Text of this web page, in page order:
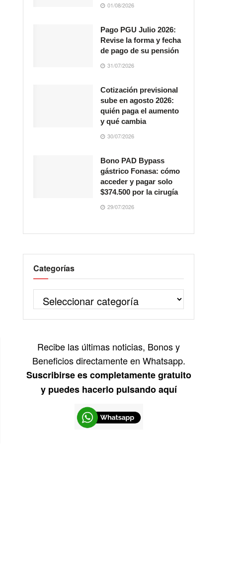
01/08/2026
Pago PGU Julio 2026:
Revise la forma y fecha
de pago de su pensión
31/07/2026
Cotización previsional
sube en agosto 2026:
quién paga el aumento
y qué cambia
30/07/2026
Bono PAD Bypass
gástrico Fonasa: cómo
acceder y pagar solo
$374.500 por la cirugía
29/07/2026
Categorías
Recibe las últimas noticias, Bonos y
Beneficios directamente en Whatsapp.
Suscribirse es completamente gratuito
y puedes hacerlo pulsando aquí